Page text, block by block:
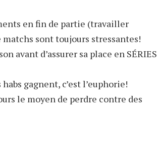
en fin de partie (travailler
sont toujours stressantes!
avant d’assurer sa place en SÉRIES
gagnent, c’est l’euphorie!
le moyen de perdre contre des